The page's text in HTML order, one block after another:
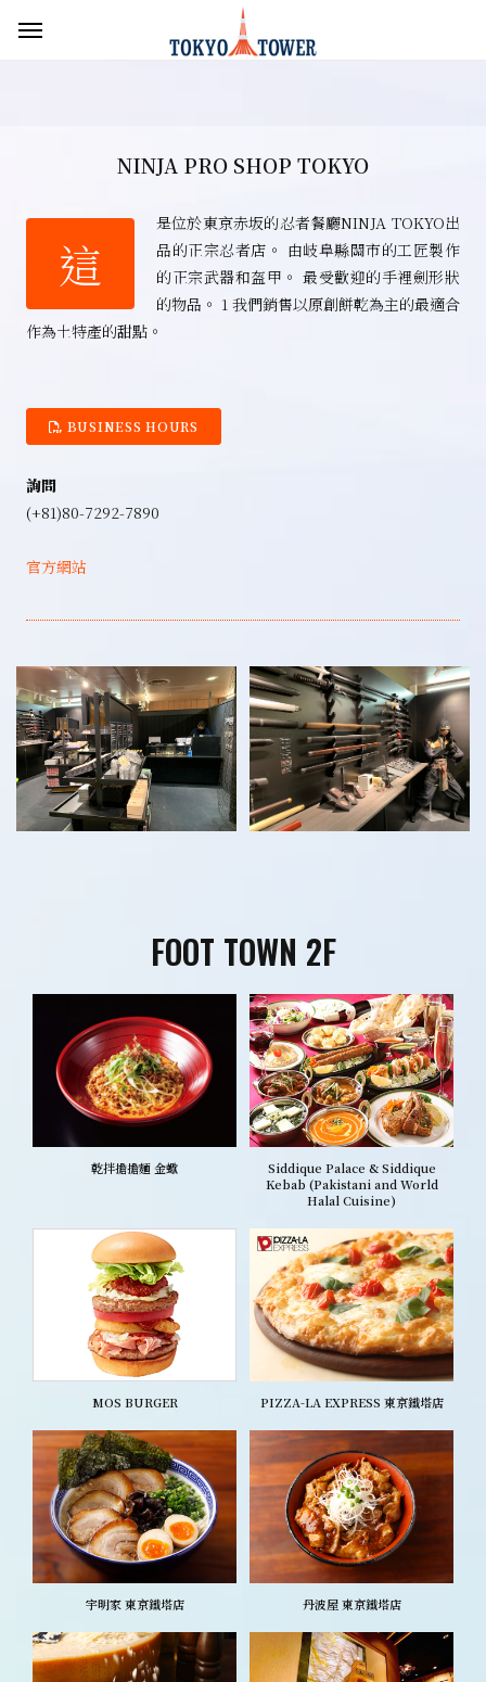
NINJA PRO SHOP TOKYO
這
是位於東京赤坂的忍者餐廳NINJA TOKYO出
品的正宗忍者店。 由岐阜縣關市的工匠製作
的正宗武器和盔甲。 最受歡迎的手裡劍形狀
的物品。 1 我們銷售以原創餅乾為主的最適合
作為土特產的甜點。
BUSINESS HOURS
詢問
(+81)80-7292-7890
官方網站
FOOT TOWN 2F
乾拌擔擔麵 金蠍
Siddique Palace & Siddique
Kebab (Pakistani and World
Halal Cuisine)
MOS BURGER PIZZA-LA EXPRESS 東京鐵塔店
宇明家 東京鐵塔店 丹波屋 東京鐵塔店